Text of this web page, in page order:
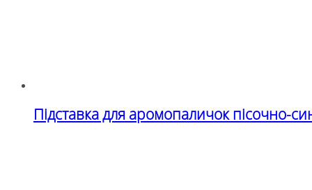
Підставка для аромопаличок пісочно-